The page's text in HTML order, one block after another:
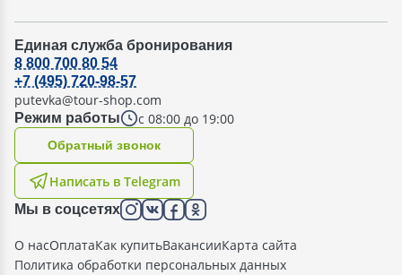
Единая служба бронирования
Режим работы с 08:00 до 19:00
8 800 700 80 54
+7 (495) 720-98-57
putevka@tour-shop.com
Написать в Telegram
Oбратный звонок
Мы в соцсетях
О насОплатаКак купитьВакансииКарта сайта
Политика обработки персональных данных